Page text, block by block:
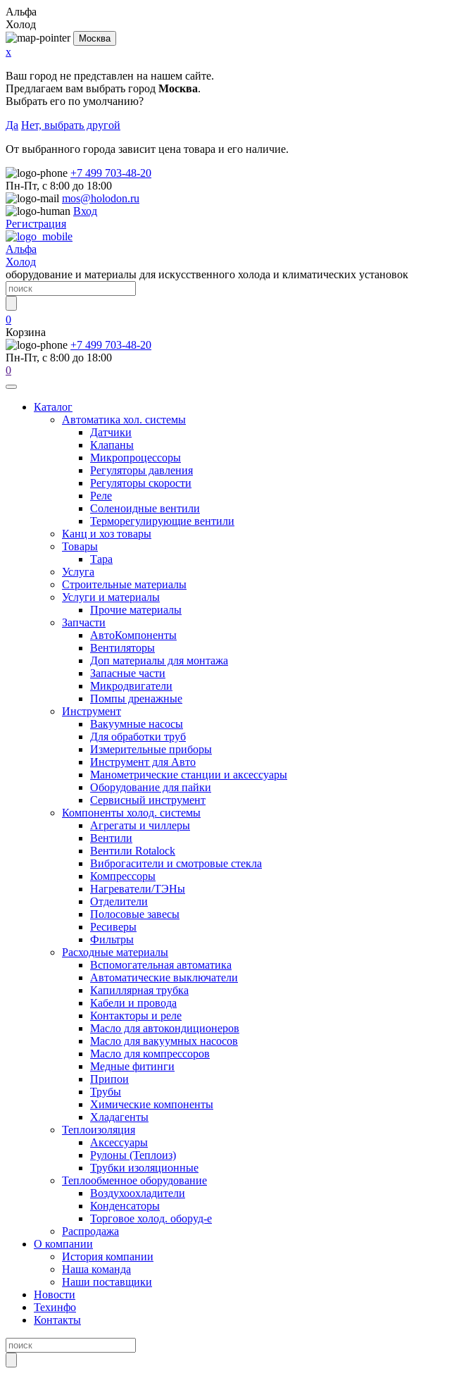
Альфа
Холод
Москва
x
Ваш город не представлен на нашем сайте.
Предлагаем вам выбрать город Москва.
Выбрать его по умолчанию?
Да Нет, выбрать другой
От выбранного города зависит цена товара и его наличие.
+7 499 703-48-20
Пн-Пт, с 8:00 до 18:00
mos@holodon.ru
Вход
Регистрация
Альфа
Холод
оборудование и материалы для искусственного холода и климатических установок
0
Корзина
+7 499 703-48-20
Пн-Пт, с 8:00 до 18:00
0
Каталог
Автоматика хол. системы
Датчики
Клапаны
Микропроцессоры
Регуляторы давления
Регуляторы скорости
Реле
Соленоидные вентили
Терморегулирующие вентили
Канц и хоз товары
Товары
Тара
Услуга
Строительные материалы
Услуги и материалы
Прочие материалы
Запчасти
АвтоКомпоненты
Вентиляторы
Доп материалы для монтажа
Запасные части
Микродвигатели
Помпы дренажные
Инструмент
Вакуумные насосы
Для обработки труб
Измерительные приборы
Инструмент для Авто
Манометрические станции и аксессуары
Оборудование для пайки
Сервисный инструмент
Компоненты холод. системы
Агрегаты и чиллеры
Вентили
Вентили Rotalock
Виброгасители и смотровые стекла
Компрессоры
Нагреватели/ТЭНы
Отделители
Полосовые завесы
Ресиверы
Фильтры
Расходные материалы
Вспомогательная автоматика
Автоматические выключатели
Капиллярная трубка
Кабели и провода
Контакторы и реле
Масло для автокондиционеров
Масло для вакуумных насосов
Масло для компрессоров
Медные фитинги
Припои
Трубы
Химические компоненты
Хладагенты
Теплоизоляция
Аксессуары
Рулоны (Теплоиз)
Трубки изоляционные
Теплообменное оборудование
Воздухоохладители
Конденсаторы
Торговое холод. оборуд-е
Распродажа
О компании
История компании
Наша команда
Наши поставщики
Новости
Техинфо
Контакты